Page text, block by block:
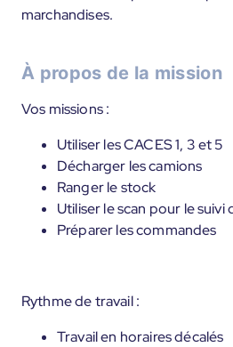
marchandises.
À propos de la mission
Vos missions :
Utiliser les CACES 1, 3 et 5
Décharger les camions
Ranger le stock
Utiliser le scan pour le suivi
Préparer les commandes
Rythme de travail :
Travail en horaires décalés